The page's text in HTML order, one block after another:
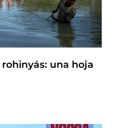
una hoja